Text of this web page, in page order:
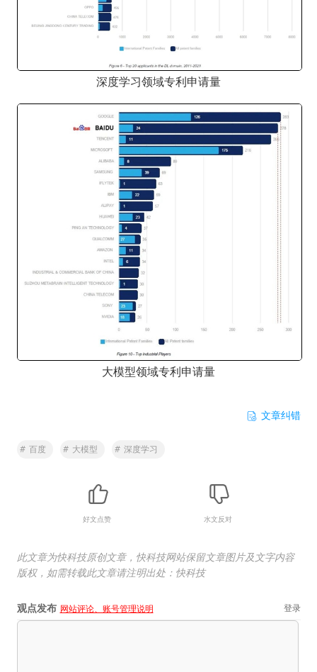
深度学习领域专利申请量
大模型领域专利申请量
文章纠错
# 百度 # 大模型 # 深度学习
好文点赞 水文反对
此文章为快科技原创文章，快科技网站保留文章图片及文字内容
版权，如需转载此文章请注明出处：快科技
观点发布 网站评论、账号管理说明 登录